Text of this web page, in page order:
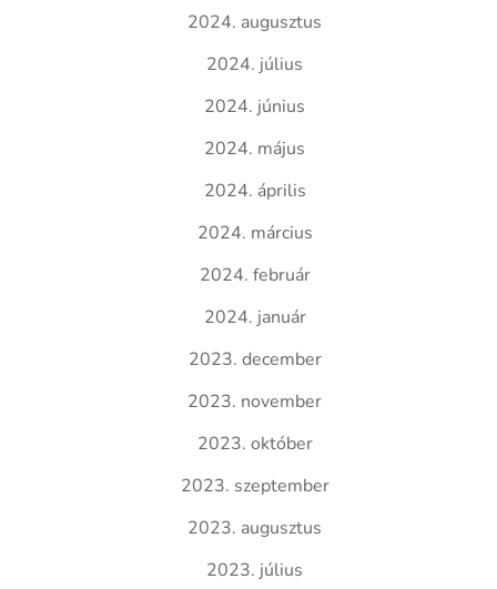
2024. augusztus
2024. július
2024. június
2024. május
2024. április
2024. március
2024. február
2024. január
2023. december
2023. november
2023. október
2023. szeptember
2023. augusztus
2023. július